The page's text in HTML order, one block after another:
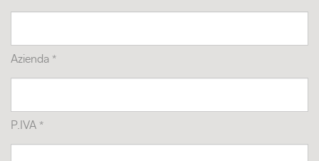
Azienda *
P.IVA *